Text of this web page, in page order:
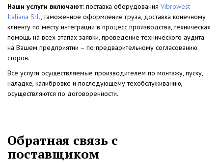
Наши услуги включают: поставка оборудования Vibrowest
Italiana Srl., таможенное оформление груза, доставка конечному
клиенту по месту интеграции в процесс производства, техническая
помощь на всех этапах заявки, проведение технического аудита
на Вашем предприятии – по предварительному согласованию
сторон.
Все услуги осуществляемые производителем по монтажу, пуску,
наладке, калибровке и последующему техобслуживанию,
осуществляются по договоренности.
Обратная связь с
поставщиком